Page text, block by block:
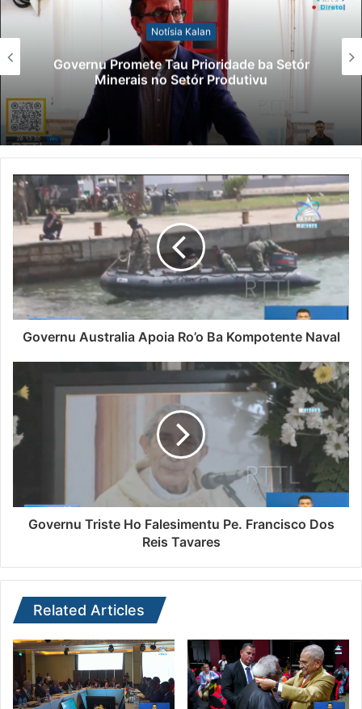
Notísia Kalan
Governu Promete Tau Prioridade ba Setór
Minerais no Setór Produtivu
Governu Australia Apoia Ro’o Ba Kompotente Naval
Governu Triste Ho Falesimentu Pe. Francisco Dos
Reis Tavares
Related Articles